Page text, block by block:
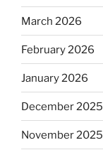
March 2026
February 2026
January 2026
December 2025
November 2025